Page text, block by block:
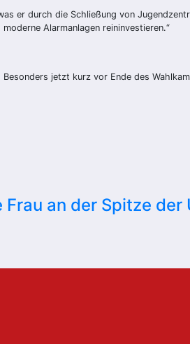
er durch die Schließung von
Alarmanlagen reininvestieren.“
jetzt kurz vor Ende des
Frau an der Spitze der